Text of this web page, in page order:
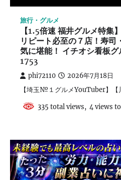
旅行・グルメ
【1.5倍速 福井グルメ特集
リピート必至の７店！寿
気に堪能！ イチオシ看板
1753
phi72110 2026年7月18日
【埼玉№１グルメYouTuber】【
335 total views, 4 views